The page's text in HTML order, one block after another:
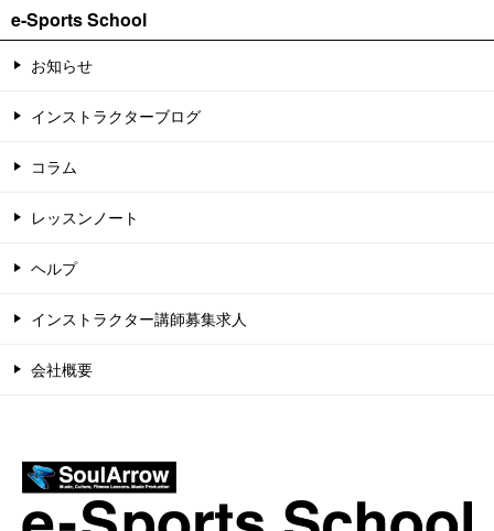
e-Sports School
お知らせ
インストラクターブログ
コラム
レッスンノート
ヘルプ
インストラクター講師募集求人
会社概要